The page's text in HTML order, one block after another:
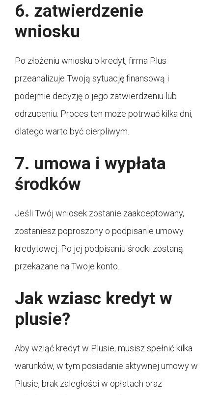
6. zatwierdzenie
wniosku
Po złożeniu wniosku o kredyt, firma Plus
przeanalizuje Twoją sytuację finansową i
podejmie decyzję o jego zatwierdzeniu lub
odrzuceniu. Proces ten może potrwać kilka dni,
dlatego warto być cierpliwym.
7. umowa i wypłata
środków
Jeśli Twój wniosek zostanie zaakceptowany,
zostaniesz poproszony o podpisanie umowy
kredytowej. Po jej podpisaniu środki zostaną
przekazane na Twoje konto.
Jak wziasc kredyt w
plusie?
Aby wziąć kredyt w Plusie, musisz spełnić kilka
warunków, w tym posiadanie aktywnej umowy w
Plusie, brak zaległości w opłatach oraz